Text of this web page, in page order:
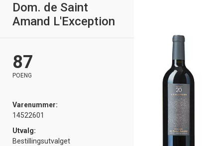
Dom. de Saint
Amand L'Exception
87
POENG
Varenummer:
14522601
Utvalg:
Bestillingsutvalget